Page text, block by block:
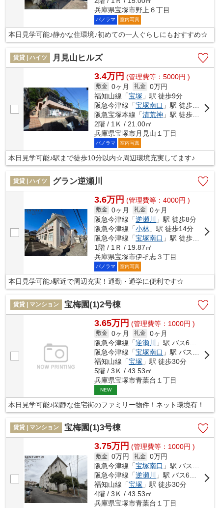
兵庫県宝塚市野上６丁目
パノラマ 室内写真
本日見学可能♪静かな住環境♪初めての一人ぐらしにもおすすめ☆
賃貸 | ハイツ 月見山ヒルズ
3.4万円 (管理費等：5000円 )
敷金 0ヶ月 礼金 0万円
福知山線「宝塚 」駅 徒歩9分
阪急今津線「宝塚南口 」駅 徒歩13分
阪急宝塚本線「清荒神 」駅 徒歩25分
2階 / 1Ｋ / 21.00㎡
兵庫県宝塚市月見山１丁目
パノラマ 室内写真
本日見学可能♪駅まで徒歩10分以内☆周辺環境充実してます♪
賃貸 | ハイツ グラン逆瀬川
3.6万円 (管理費等：4000円 )
敷金 0ヶ月 礼金 0ヶ月
阪急今津線「逆瀬川
」駅 徒歩8分
阪急今津線「小林 」駅 徒歩14分
阪急今津線「宝塚南口 」駅 徒歩18分
1階 / 1Ｒ / 19.87㎡
兵庫県宝塚市伊孑志３丁目
パノラマ 室内写真
本日見学可能♪駅近で周辺充実！通勤・通学に便利です☆
賃貸 | マンション 宝梅園(1)2号棟
3.65万円 (管理費等：1000円 )
敷金 0ヶ月 礼金 0ヶ月
阪急今津線「逆瀬川 」駅 バス6分 「宝松苑」 停歩2分
阪急今津線「宝塚南口 」駅 バス12分 「宝松苑」 停歩3分
福知山線「宝塚 」駅 徒歩30分
5階 / 3Ｋ / 43.53㎡
兵庫県宝塚市青葉台１丁目
NEW
本日見学可能♪閑静な住宅街のファミリー物件！ネット環境有！
賃貸 | マンション 宝梅園(1)3号棟
3.75万円 (管理費等：1000円 )
敷金 0万円 礼金 0万円
阪急今津線「宝塚南口 」駅 バス12分 「宝松苑」 停歩3分
阪急今津線「逆瀬川
」駅 バス6分 「宝松苑」 停歩2分
福知山線「宝塚 」駅 徒歩30分
4階 / 3Ｋ / 43.53㎡
兵庫県宝塚市青葉台１丁目